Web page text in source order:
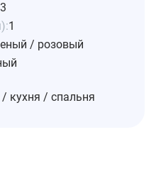
3
1
/ розовый
кухня / спальня